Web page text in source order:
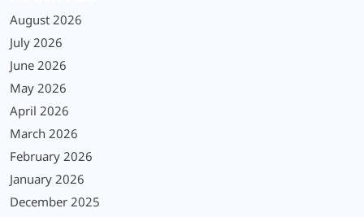
August 2026
July 2026
June 2026
May 2026
April 2026
March 2026
February 2026
January 2026
December 2025